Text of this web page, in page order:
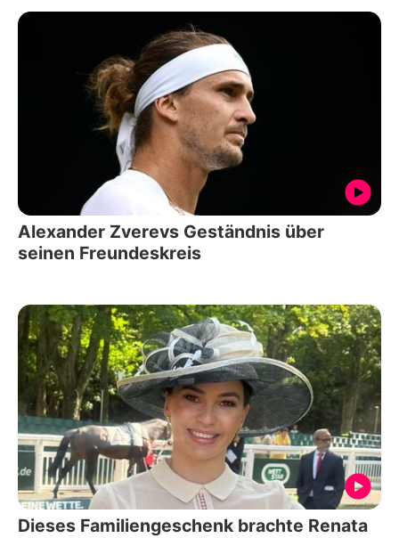
Alexander Zverevs Geständnis über
seinen Freundeskreis
Dieses Familiengeschenk brachte Renata